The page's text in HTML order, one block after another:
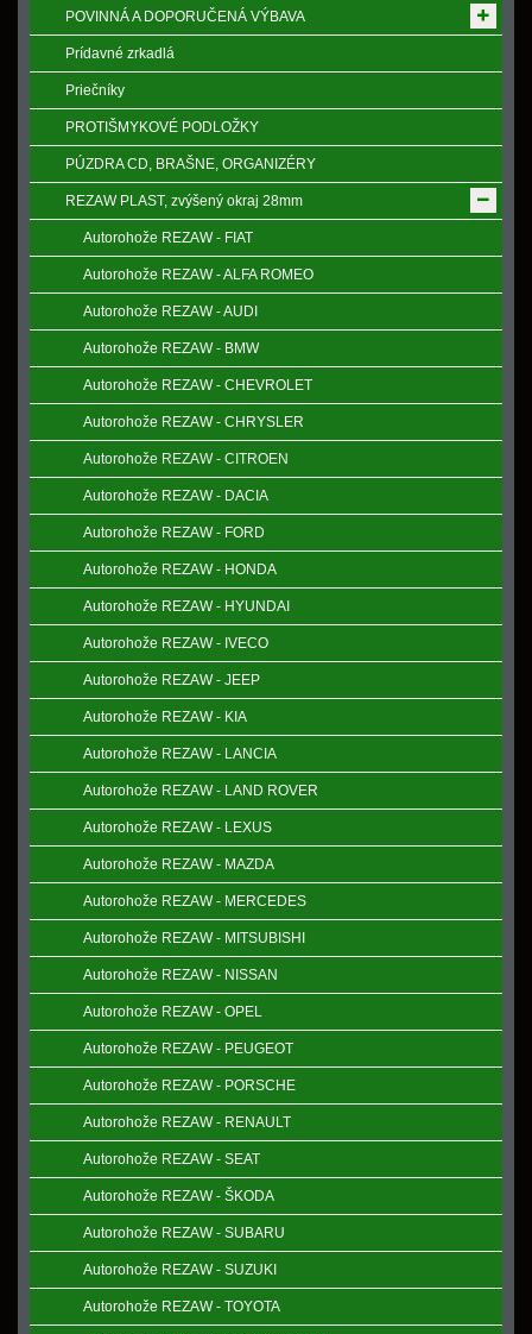
POVINNÁ A DOPORUČENÁ VÝBAVA
Prídavné zrkadlá
Priečníky
PROTIŠMYKOVÉ PODLOŽKY
PÚZDRA CD, BRAŠNE, ORGANIZÉRY
REZAW PLAST, zvýšený okraj 28mm
Autorohože REZAW - FIAT
Autorohože REZAW - ALFA ROMEO
Autorohože REZAW - AUDI
Autorohože REZAW - BMW
Autorohože REZAW - CHEVROLET
Autorohože REZAW - CHRYSLER
Autorohože REZAW - CITROEN
Autorohože REZAW - DACIA
Autorohože REZAW - FORD
Autorohože REZAW - HONDA
Autorohože REZAW - HYUNDAI
Autorohože REZAW - IVECO
Autorohože REZAW - JEEP
Autorohože REZAW - KIA
Autorohože REZAW - LANCIA
Autorohože REZAW - LAND ROVER
Autorohože REZAW - LEXUS
Autorohože REZAW - MAZDA
Autorohože REZAW - MERCEDES
Autorohože REZAW - MITSUBISHI
Autorohože REZAW - NISSAN
Autorohože REZAW - OPEL
Autorohože REZAW - PEUGEOT
Autorohože REZAW - PORSCHE
Autorohože REZAW - RENAULT
Autorohože REZAW - SEAT
Autorohože REZAW - ŠKODA
Autorohože REZAW - SUBARU
Autorohože REZAW - SUZUKI
Autorohože REZAW - TOYOTA